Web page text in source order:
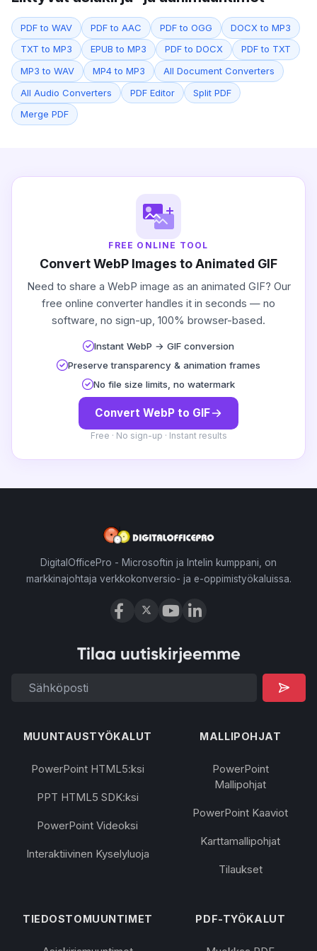
PDF to WAV PDF to AAC PDF to OGG
DOCX to MP3
TXT to MP3
EPUB to MP3 PDF to DOCX
PDF to TXT
MP3 to WAV
MP4 to MP3
All Document Converters
All Audio Converters
PDF Editor
Split PDF
Merge PDF
FREE ONLINE TOOL
Convert WebP Images to Animated GIF
Need to share a WebP image as an animated GIF? Our
free online converter handles it in seconds — no
software, no sign-up, 100% browser-based.
Instant WebP → GIF conversion
Preserve transparency & animation frames
No file size limits, no watermark
Convert WebP to GIF
Free · No sign-up · Instant results
DigitalOfficePro - Microsoftin ja Intelin kumppani, on
markkinajohtaja verkkokonversio- ja e-oppimistyökaluissa.
Tilaa uutiskirjeemme
MUUNTAUSTYÖKALUT
PowerPoint HTML5:ksi
PPT HTML5 SDK:ksi
PowerPoint Videoksi
Interaktiivinen Kyselyluoja
MALLIPOHJAT
PowerPoint
Mallipohjat
PowerPoint Kaaviot
Karttamallipohjat
Tilaukset
TIEDOSTOMUUNTIMET PDF-TYÖKALUT